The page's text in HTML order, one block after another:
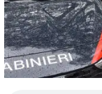
Zadruga PD
Naročnine